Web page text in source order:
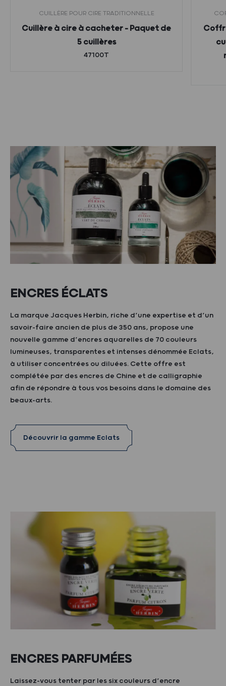
CUILLÈRE POUR CIRE TRADITIONNELLE
Cuillère à cire à cacheter – Paquet de
5 cuillères
47100T
ENCRES ÉCLATS
La marque Jacques Herbin, riche d’une expertise et d’un
savoir-faire ancien de plus de 350 ans, propose une
nouvelle gamme d’encres aquarelles de 70 couleurs
lumineuses, transparentes et intenses dénommée Eclats,
à utiliser concentrées ou diluées. Cette offre est
complétée par des encres de Chine et de calligraphie
afin de répondre à tous vos besoins dans le domaine des
beaux-arts.
Découvrir la gamme Eclats
ENCRES PARFUMÉES
Laissez-vous tenter par les six couleurs d’encre